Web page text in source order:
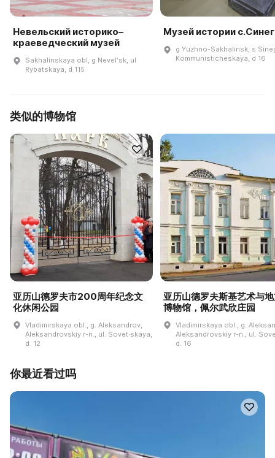
Невельский историко–
краеведческий музей
Sakhalinskaya obl, g Nevelʹsk, ul
Rybatskaya, d 115
Музей истории
g Yuzhno-Sakhalinsk, s
Kommunisticheskaya, d 16
类似的博物馆
亚历山德罗夫市200周年纪念文
化休闲公园
Vladimirskaya obl., g. Aleksandrov,
Aleksandrovskiy r-n., ul. Sovet·skaya,
d. 12
亚历山德罗夫斯基艺术与
博物馆，佩尔武欣庄园
Vladimirskaya obl., g.
Aleksandrovskiy r-n., ul.
d. 16
你最近看过吗